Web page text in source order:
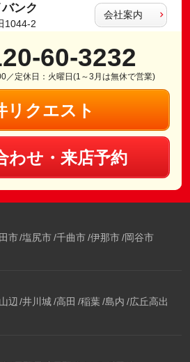
ンク
1044-2
会社案内
60-3232
／定休日：火曜日(1～3月は無休で営業)
リクエスト
わせ・来店予約
市 塩尻市 千曲市 伊那市 岡谷市
辺 井川城 高田 稲葉 島内 広丘高出